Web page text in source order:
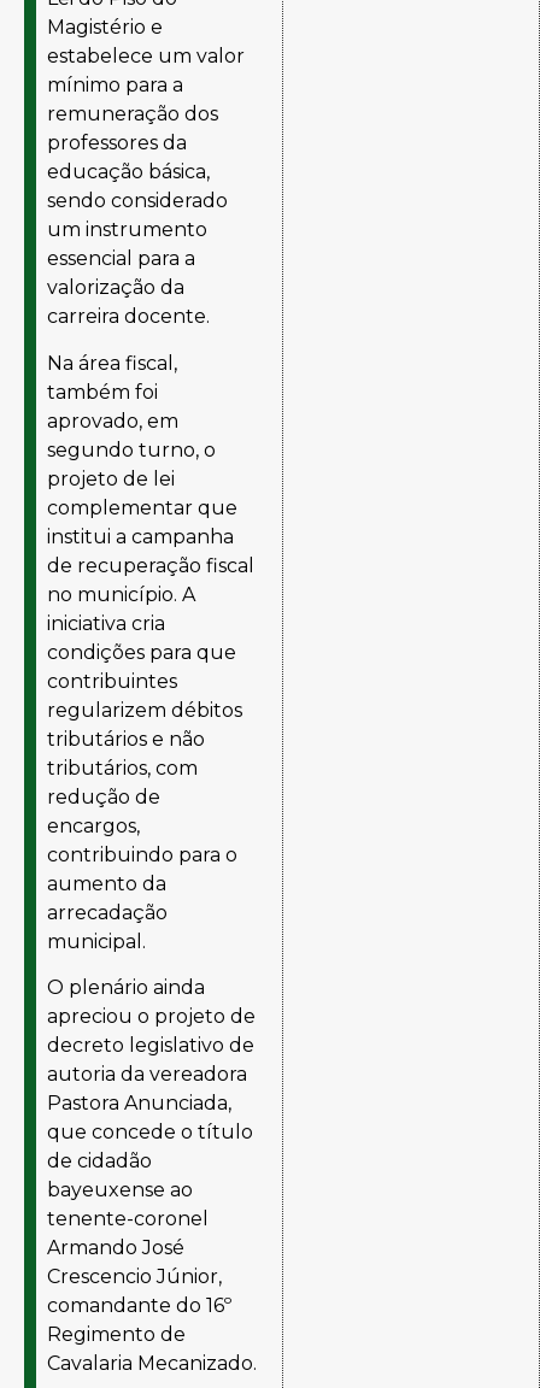
Magistério e
estabelece um valor
mínimo para a
remuneração dos
professores da
educação básica,
sendo considerado
um instrumento
essencial para a
valorização da
carreira docente.
Na área fiscal,
também foi
aprovado, em
segundo turno, o
projeto de lei
complementar que
institui a campanha
de recuperação fiscal
no município. A
iniciativa cria
condições para que
contribuintes
regularizem débitos
tributários e não
tributários, com
redução de
encargos,
contribuindo para o
aumento da
arrecadação
municipal.
O plenário ainda
apreciou o projeto de
decreto legislativo de
autoria da vereadora
Pastora Anunciada,
que concede o título
de cidadão
bayeuxense ao
tenente-coronel
Armando José
Crescencio Júnior,
comandante do 16º
Regimento de
Cavalaria Mecanizado.